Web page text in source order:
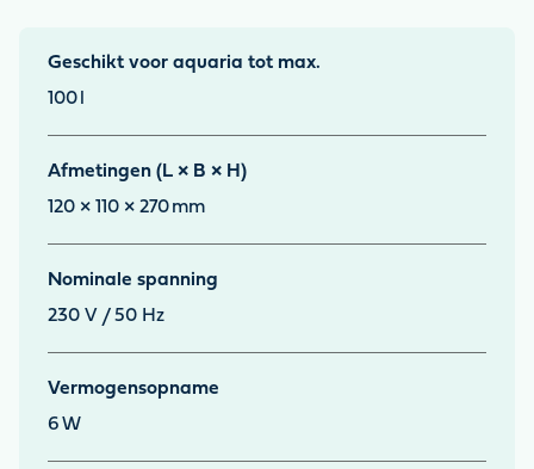
Geschikt voor aquaria tot max.
100
Afmetingen (L × B × H)
120 × 110 × 270 mm
Nominale spanning
230 V / 50 Hz
Vermogensopname
6 W